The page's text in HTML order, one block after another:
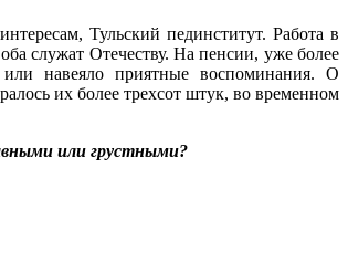
Тульский пединститут. Работа в
служат Отечеству. На пенсии, уже более
навеяло приятные воспоминания. О
их более трехсот штук, во временном
или грустными?